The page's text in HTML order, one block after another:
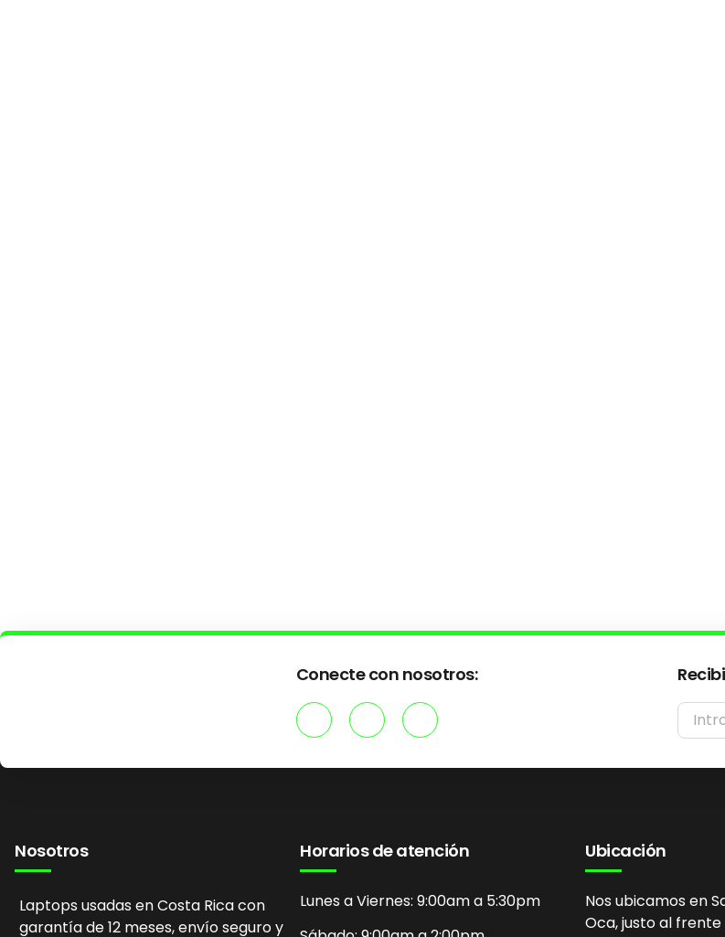
Conecte con nosotros:
Nosotros
Laptops usadas en Costa Rica con
garantía de 12 meses, envío seguro y
Horarios de atención
Lunes a Viernes: 9:00am a 5:30pm
Ubicación
Nos ubicamos en
Oca, justo al